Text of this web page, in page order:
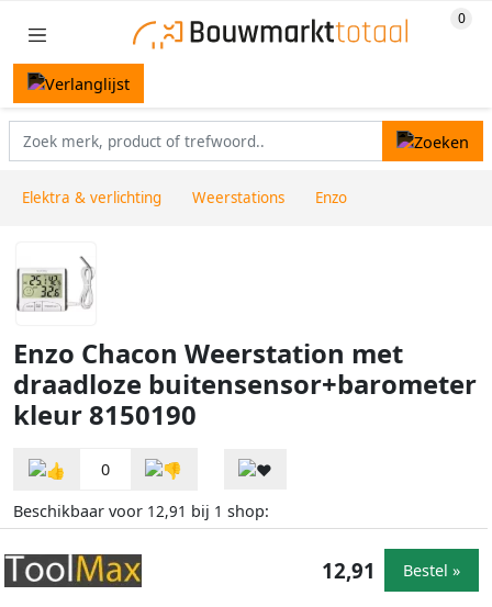
Elektra & verlichting Weerstations Enzo
Enzo Chacon Weerstation met
draadloze buitensensor+barometer
kleur 8150190
0
Beschikbaar voor 12,91 bij 1 shop:
12,91 Bestel »